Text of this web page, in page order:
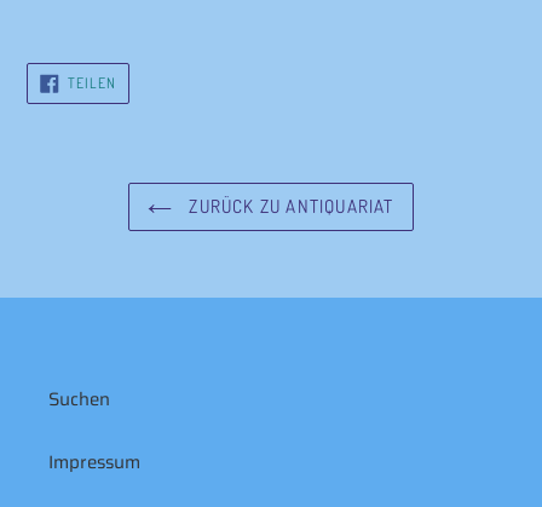
TEILEN
TEILEN
ZURÜCK ZU ANTIQUARIAT
Suchen
Impressum